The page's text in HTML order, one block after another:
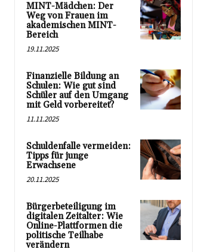
MINT-Mädchen: Der
Weg von Frauen im
akademischen MINT-
Bereich
19.11.2025
Finanzielle Bildung an
Schulen: Wie gut sind
Schüler auf den Umgang
mit Geld vorbereitet?
11.11.2025
Schuldenfalle vermeiden:
Tipps für junge
Erwachsene
20.11.2025
Bürgerbeteiligung im
digitalen Zeitalter: Wie
Online-Plattformen die
politische Teilhabe
verändern